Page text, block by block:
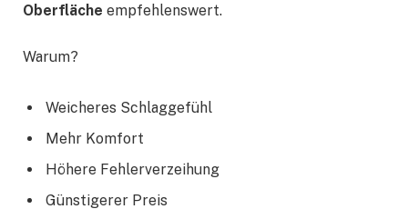
Oberfläche empfehlenswert.
Warum?
Weicheres Schlaggefühl
Mehr Komfort
Höhere Fehlerverzeihung
Günstigerer Preis